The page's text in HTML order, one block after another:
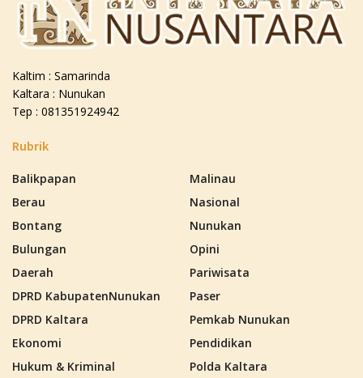
Kaltim : Samarinda
Kaltara : Nunukan
Tep : 081351924942
Rubrik
Balikpapan
Berau
Bontang
Bulungan
Daerah
DPRD KabupatenNunukan
DPRD Kaltara
Ekonomi
Hukum & Kriminal
Malinau
Nasional
Nunukan
Opini
Pariwisata
Paser
Pemkab Nunukan
Pendidikan
Polda Kaltara